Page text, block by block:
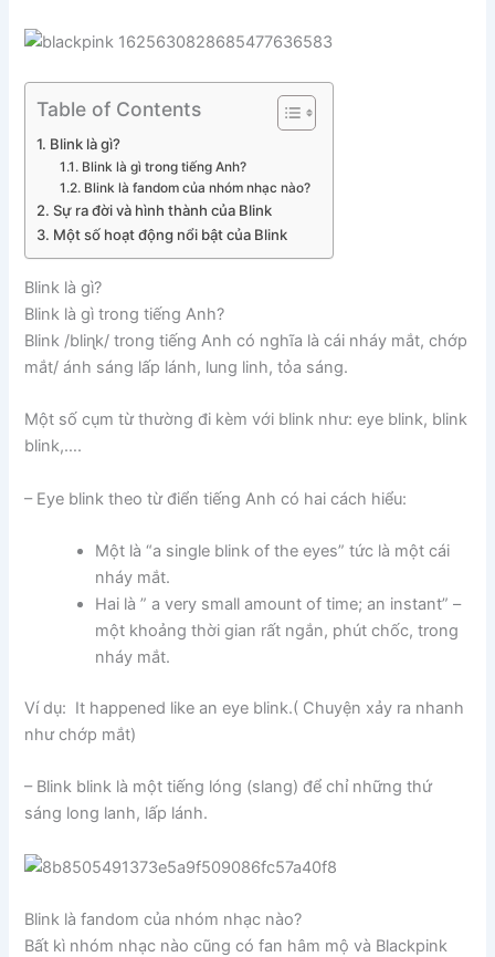
Table of Contents
Blink là gì?
Blink là gì trong tiếng Anh?
Blink là fandom của nhóm nhạc nào?
Sự ra đời và hình thành của Blink
Một số hoạt động nổi bật của Blink
Blink là gì?
Blink là gì trong tiếng Anh?
Blink /bliɳk/ trong tiếng Anh có nghĩa là cái nháy mắt, chớp
mắt/ ánh sáng lấp lánh, lung linh, tỏa sáng.
Một số cụm từ thường đi kèm với blink như: eye blink, blink
blink,….
– Eye blink theo từ điển tiếng Anh có hai cách hiểu:
Một là “a single blink of the eyes” tức là một cái
nháy mắt.
Hai là ” a very small amount of time; an instant” –
một khoảng thời gian rất ngắn, phút chốc, trong
nháy mắt.
Ví dụ: It happened like aneye blink.( Chuyện xảy ra nhanh
như chớp mắt)
– Blink blink là một tiếng lóng (slang) để chỉ những thứ
sáng long lanh, lấp lánh.
Blink là fandom của nhóm nhạc nào?
Bất kì nhóm nhạc nào cũng có fan hâm mộ và Blackpink